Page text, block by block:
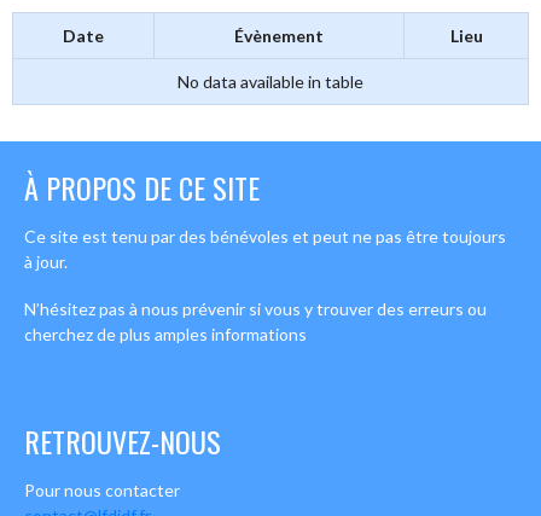
Date Évènement Lieu
No data available in table
À PROPOS DE CE SITE
Ce site est tenu par des bénévoles et peut ne pas être toujours
à jour.
N’hésitez pas à nous prévenir si vous y trouver des erreurs ou
cherchez de plus amples informations
RETROUVEZ-NOUS
Pour nous contacter